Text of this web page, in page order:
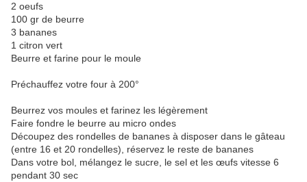
2 oeufs
100 gr de beurre
3 bananes
1 citron vert
Beurre et farine pour le moule
Préchauffez votre four à 200°
Beurrez vos moules et farinez les légèrement
Faire fondre le beurre au micro ondes
Découpez des rondelles de bananes à disposer dans le gâteau
(entre 16 et 20 rondelles), réservez le reste de bananes
Dans votre bol, mélangez le sucre, le sel et les œufs vitesse 6
pendant 30 sec